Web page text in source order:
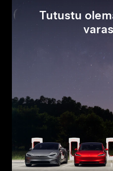
Tutustu